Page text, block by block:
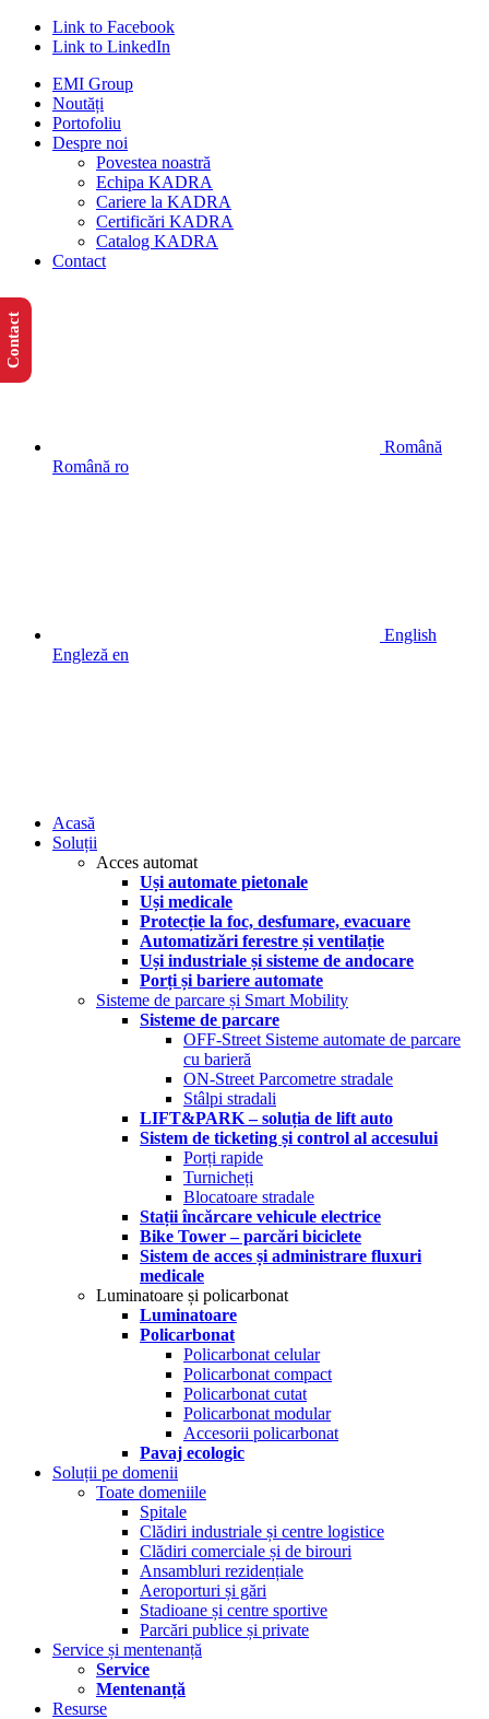
Link to Facebook
Link to LinkedIn
EMI Group
Noutăți
Portofoliu
Despre noi
Povestea noastră
Echipa KADRA
Cariere la KADRA
Certificări KADRA
Catalog KADRA
Contact
Română
Română ro
English
Engleză en
Acasă
Soluții
Acces automat
Uși automate pietonale
Uși medicale
Protecție la foc, desfumare, evacuare
Automatizări ferestre și ventilație
Uși industriale și sisteme de andocare
Porți și bariere automate
Sisteme de parcare și Smart Mobility
Sisteme de parcare
OFF-Street Sisteme automate de parcare
cu barieră
ON-Street Parcometre stradale
Stâlpi stradali
LIFT&PARK – soluția de lift auto
Sistem de ticketing și control al accesului
Porți rapide
Turnicheți
Blocatoare stradale
Stații încărcare vehicule electrice
Bike Tower – parcări biciclete
Sistem de acces și administrare fluxuri
medicale
Luminatoare și policarbonat
Luminatoare
Policarbonat
Policarbonat celular
Policarbonat compact
Policarbonat cutat
Policarbonat modular
Accesorii policarbonat
Pavaj ecologic
Soluții pe domenii
Toate domeniile
Spitale
Clădiri industriale și centre logistice
Clădiri comerciale și de birouri
Ansambluri rezidențiale
Aeroporturi și gări
Stadioane și centre sportive
Parcări publice și private
Service și mentenanță
Service
Mentenanță
Resurse
Contact